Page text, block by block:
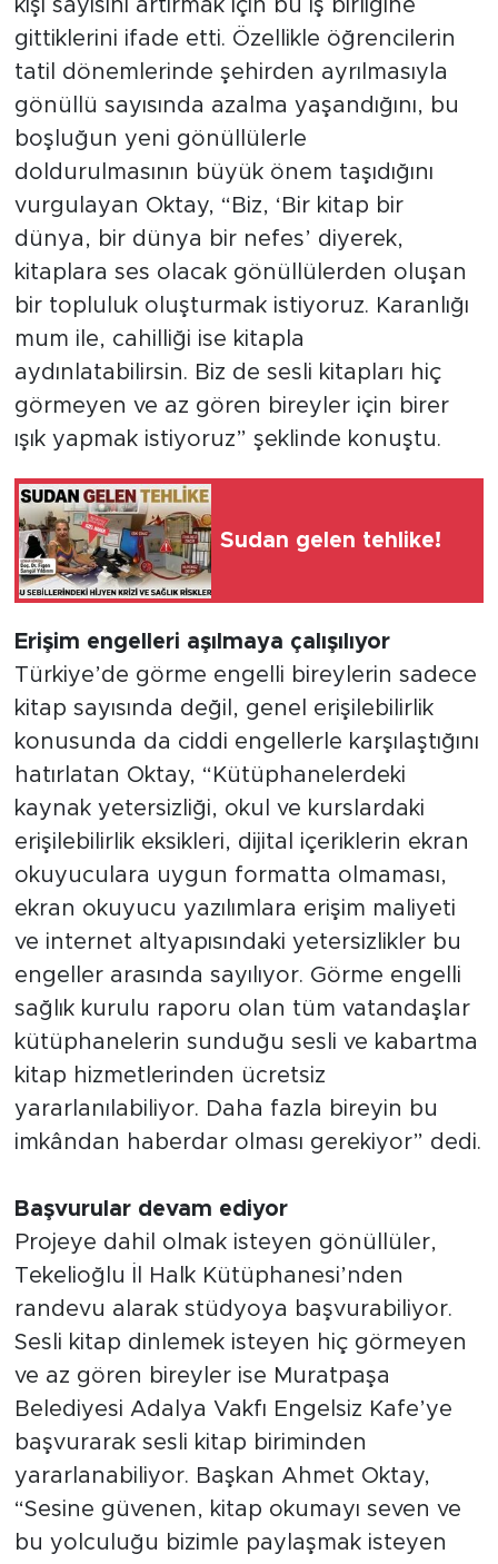
kişi sayısını artırmak için bu iş birliğine
gittiklerini ifade etti. Özellikle öğrencilerin
tatil dönemlerinde şehirden ayrılmasıyla
gönüllü sayısında azalma yaşandığını, bu
boşluğun yeni gönüllülerle
doldurulmasının büyük önem taşıdığını
vurgulayan Oktay, “Biz, ‘Bir kitap bir
dünya, bir dünya bir nefes’ diyerek,
kitaplara ses olacak gönüllülerden oluşan
bir topluluk oluşturmak istiyoruz. Karanlığı
mum ile, cahilliği ise kitapla
aydınlatabilirsin. Biz de sesli kitapları hiç
görmeyen ve az gören bireyler için birer
ışık yapmak istiyoruz” şeklinde konuştu.
Sudan gelen tehlike!
Erişim engelleri aşılmaya çalışılıyor
Türkiye’de görme engelli bireylerin sadece
kitap sayısında değil, genel erişilebilirlik
konusunda da ciddi engellerle karşılaştığını
hatırlatan Oktay, “Kütüphanelerdeki
kaynak yetersizliği, okul ve kurslardaki
erişilebilirlik eksikleri, dijital içeriklerin ekran
okuyuculara uygun formatta olmaması,
ekran okuyucu yazılımlara erişim maliyeti
ve internet altyapısındaki yetersizlikler bu
engeller arasında sayılıyor. Görme engelli
sağlık kurulu raporu olan tüm vatandaşlar
kütüphanelerin sunduğu sesli ve kabartma
kitap hizmetlerinden ücretsiz
yararlanılabiliyor. Daha fazla bireyin bu
imkândan haberdar olması gerekiyor” dedi.
Başvurular devam ediyor
Projeye dahil olmak isteyen gönüllüler,
Tekelioğlu İl Halk Kütüphanesi’nden
randevu alarak stüdyoya başvurabiliyor.
Sesli kitap dinlemek isteyen hiç görmeyen
ve az gören bireyler ise Muratpaşa
Belediyesi Adalya Vakfı Engelsiz Kafe’ye
başvurarak sesli kitap biriminden
yararlanabiliyor. Başkan Ahmet Oktay,
“Sesine güvenen, kitap okumayı seven ve
bu yolculuğu bizimle paylaşmak isteyen